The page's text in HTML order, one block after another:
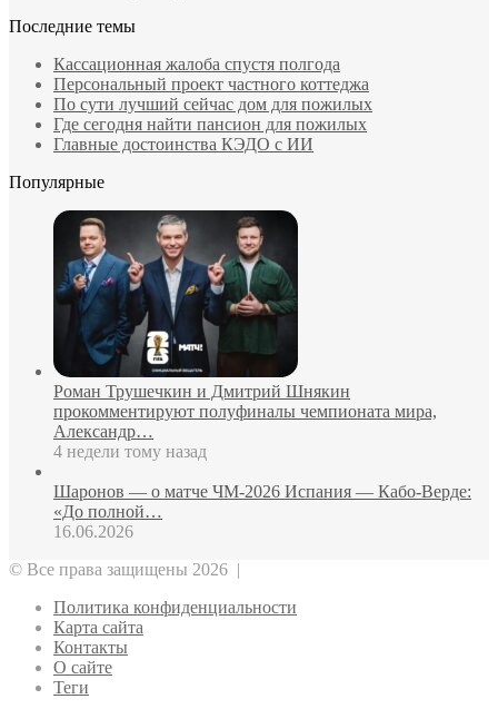
Последние темы
Кассационная жалоба спустя полгода
Персональный проект частного коттеджа
По сути лучший сейчас дом для пожилых
Где сегодня найти пансион для пожилых
Главные достоинства КЭДО с ИИ
Популярные
Роман Трушечкин и Дмитрий Шнякин
прокомментируют полуфиналы чемпионата мира,
Александр…
4 недели тому назад
Шаронов — о матче ЧМ‑2026 Испания — Кабо‑Верде:
«До полной…
16.06.2026
© Все права защищены 2026 |
Политика конфиденциальности
Карта сайта
Контакты
О сайте
Теги